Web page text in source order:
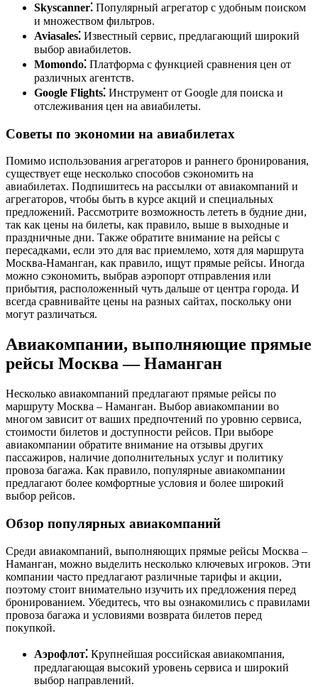
Skyscanner⁚ Популярный агрегатор с удобным поиском
и множеством фильтров.
Aviasales⁚ Известный сервис, предлагающий широкий
выбор авиабилетов.
Momondo⁚ Платформа с функцией сравнения цен от
различных агентств.
Google Flights⁚ Инструмент от Google для поиска и
отслеживания цен на авиабилеты.
Советы по экономии на авиабилетах
Помимо использования агрегаторов и раннего бронирования,
существует еще несколько способов сэкономить на
авиабилетах. Подпишитесь на рассылки от авиакомпаний и
агрегаторов, чтобы быть в курсе акций и специальных
предложений. Рассмотрите возможность лететь в будние дни,
так как цены на билеты, как правило, выше в выходные и
праздничные дни. Также обратите внимание на рейсы с
пересадками, если это для вас приемлемо, хотя для маршрута
Москва-Наманган, как правило, ищут прямые рейсы. Иногда
можно сэкономить, выбрав аэропорт отправления или
прибытия, расположенный чуть дальше от центра города. И
всегда сравнивайте цены на разных сайтах, поскольку они
могут различаться.
Авиакомпании, выполняющие прямые
рейсы Москва ― Наманган
Несколько авиакомпаний предлагают прямые рейсы по
маршруту Москва – Наманган. Выбор авиакомпании во
многом зависит от ваших предпочтений по уровню сервиса,
стоимости билетов и доступности рейсов. При выборе
авиакомпании обратите внимание на отзывы других
пассажиров, наличие дополнительных услуг и политику
провоза багажа. Как правило, популярные авиакомпании
предлагают более комфортные условия и более широкий
выбор рейсов.
Обзор популярных авиакомпаний
Среди авиакомпаний, выполняющих прямые рейсы Москва –
Наманган, можно выделить несколько ключевых игроков. Эти
компании часто предлагают различные тарифы и акции,
поэтому стоит внимательно изучить их предложения перед
бронированием. Убедитесь, что вы ознакомились с правилами
провоза багажа и условиями возврата билетов перед
покупкой.
Аэрофлот⁚ Крупнейшая российская авиакомпания,
предлагающая высокий уровень сервиса и широкий
выбор направлений.